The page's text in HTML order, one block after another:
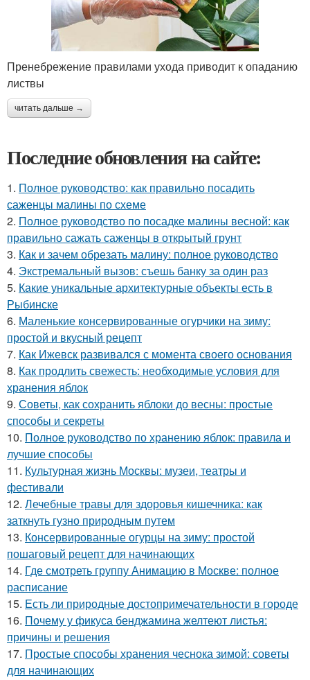
Пренебрежение правилами ухода приводит к опаданию
листвы
читать дальше →
Последние обновления на сайте:
1. Полное руководство: как правильно посадить
саженцы малины по схеме
2. Полное руководство по посадке малины весной: как
правильно сажать саженцы в открытый грунт
3. Как и зачем обрезать малину: полное руководство
4. Экстремальный вызов: съешь банку за один раз
5. Какие уникальные архитектурные объекты есть в
Рыбинске
6. Маленькие консервированные огурчики на зиму:
простой и вкусный рецепт
7. Как Ижевск развивался с момента своего основания
8. Как продлить свежесть: необходимые условия для
хранения яблок
9. Советы, как сохранить яблоки до весны: простые
способы и секреты
10. Полное руководство по хранению яблок: правила и
лучшие способы
11. Культурная жизнь Москвы: музеи, театры и
фестивали
12. Лечебные травы для здоровья кишечника: как
заткнуть гузно природным путем
13. Консервированные огурцы на зиму: простой
пошаговый рецепт для начинающих
14. Где смотреть группу Анимацию в Москве: полное
расписание
15. Есть ли природные достопримечательности в городе
16. Почему у фикуса бенджамина желтеют листья:
причины и решения
17. Простые способы хранения чеснока зимой: советы
для начинающих